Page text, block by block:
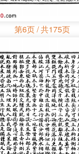
第6页 / 共175页